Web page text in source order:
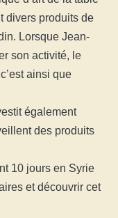
divers produits de
Lorsque Jean-
son activité, le
ainsi que
également
des produits
10 jours en Syrie
et découvrir cet